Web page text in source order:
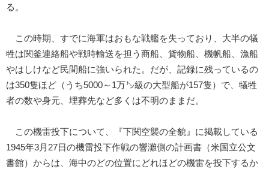
る。
この時期、すでに海軍はおもな戦艦を失っており、大半の犠
牲は関釜連絡船や戦時輸送を担う商船、貨物船、機帆船、漁船
やはしけなど民間船に強いられた。だが、記録に残っているの
は350隻ほど（うち5000～1万㌧級の大型船が157隻）で、犠牲
者の数や身元、埋葬先など多くは不明のままだ。
この機雷投下について、『下関空襲の全貌』に掲載している
1945年3月27日の機雷投下作戦の響灘側の計画書（米国立公文
書館）からは、海中のどの位置にどれほどの機雷を投下するか